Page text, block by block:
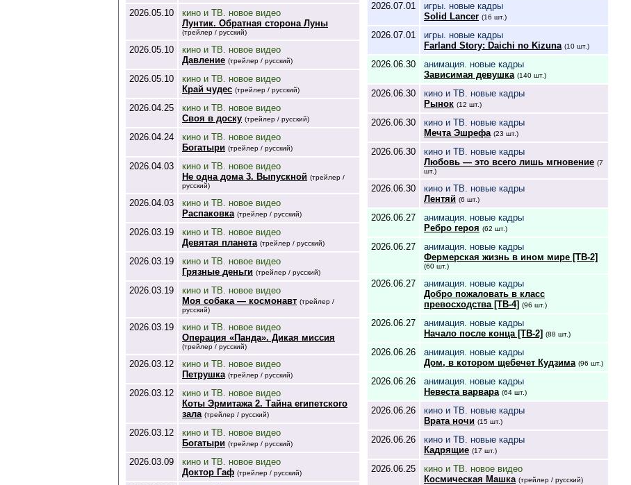
2026.05.10
кино и ТВ. новое видео
Лунтик. Обратная сторона Луны
(трейлер / русский)
2026.05.10
кино и ТВ. новое видео
Давление (трейлер / русский)
2026.05.10
кино и ТВ. новое видео
Край чудес (трейлер / русский)
2026.04.25
кино и ТВ. новое видео
Своя в доску (трейлер / русский)
2026.04.24
кино и ТВ. новое видео
Богатыри (трейлер / русский)
2026.04.03
кино и ТВ. новое видео
Не одна дома 3. Выпускной (трейлер /
русский)
2026.04.03
кино и ТВ. новое видео
Распаковка (трейлер / русский)
2026.03.19
кино и ТВ. новое видео
Девятая планета (трейлер / русский)
2026.03.19
кино и ТВ. новое видео
Грязные деньги (трейлер / русский)
2026.03.19
кино и ТВ. новое видео
Моя собака — космонавт (трейлер /
русский)
2026.03.19
кино и ТВ. новое видео
Операция «Панда». Дикая миссия
(трейлер / русский)
2026.03.12
кино и ТВ. новое видео
Петрушка (трейлер / русский)
2026.03.12
кино и ТВ. новое видео
Коты Эрмитажа 2. Тайна египетского
зала (трейлер / русский)
2026.03.12
кино и ТВ. новое видео
Богатыри (трейлер / русский)
2026.03.09
кино и ТВ. новое видео
Доктор Гаф (трейлер / русский)
2026.07.01
игры. новые кадры
Solid Lancer (16 шт.)
2026.07.01
игры. новые кадры
Farland Story: Daichi no Kizuna (10 шт.)
2026.06.30
анимация. новые кадры
Зависимая девушка (140 шт.)
2026.06.30
кино и ТВ. новые кадры
Рынок (12 шт.)
2026.06.30
кино и ТВ. новые кадры
Мечта Эшрефа (23 шт.)
2026.06.30
кино и ТВ. новые кадры
Любовь — это всего лишь мгновение (7
шт.)
2026.06.30
кино и ТВ. новые кадры
Лентяй (6 шт.)
2026.06.27
анимация. новые кадры
Ребро героя (62 шт.)
2026.06.27
анимация. новые кадры
Фермерская жизнь в ином мире [ТВ-2]
(60 шт.)
2026.06.27
анимация. новые кадры
Добро пожаловать в класс
превосходства [ТВ-4] (96 шт.)
2026.06.27
анимация. новые кадры
Начало после конца [ТВ-2] (88 шт.)
2026.06.26
анимация. новые кадры
Дом, в котором щебечет Кудзима (96 шт.)
2026.06.26
анимация. новые кадры
Невеста варвара (64 шт.)
2026.06.26
кино и ТВ. новые кадры
Врата ночи (15 шт.)
2026.06.26
кино и ТВ. новые кадры
Кадрящие (17 шт.)
2026.06.25
кино и ТВ. новое видео
Космическая Машка (трейлер / русский)